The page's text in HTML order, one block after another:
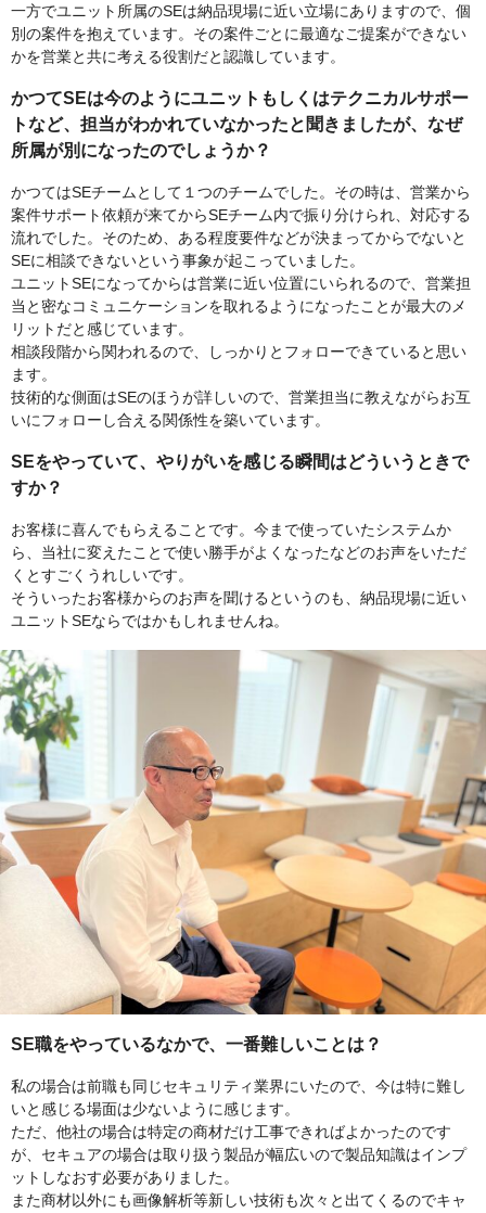
一方でユニット所属のSEは納品現場に近い立場にありますので、個
別の案件を抱えています。その案件ごとに最適なご提案ができない
かを営業と共に考える役割だと認識しています。
かつてSEは今のようにユニットもしくはテクニカルサポー
トなど、担当がわかれていなかったと聞きましたが、なぜ
所属が別になったのでしょうか？
かつてはSEチームとして１つのチームでした。その時は、営業から
案件サポート依頼が来てからSEチーム内で振り分けられ、対応する
流れでした。そのため、ある程度要件などが決まってからでないと
SEに相談できないという事象が起こっていました。
ユニットSEになってからは営業に近い位置にいられるので、営業担
当と密なコミュニケーションを取れるようになったことが最大のメ
リットだと感じています。
相談段階から関われるので、しっかりとフォローできていると思い
ます。
技術的な側面はSEのほうが詳しいので、営業担当に教えながらお互
いにフォローし合える関係性を築いています。
SEをやっていて、やりがいを感じる瞬間はどういうときで
すか？
お客様に喜んでもらえることです。今まで使っていたシステムか
ら、当社に変えたことで使い勝手がよくなったなどのお声をいただ
くとすごくうれしいです。
そういったお客様からのお声を聞けるというのも、納品現場に近い
ユニットSEならではかもしれませんね。
SE職をやっているなかで、一番難しいことは？
私の場合は前職も同じセキュリティ業界にいたので、今は特に難し
いと感じる場面は少ないように感じます。
ただ、他社の場合は特定の商材だけ工事できればよかったのです
が、セキュアの場合は取り扱う製品が幅広いので製品知識はインプ
ットしなおす必要がありました。
また商材以外にも画像解析等新しい技術も次々と出てくるのでキャ